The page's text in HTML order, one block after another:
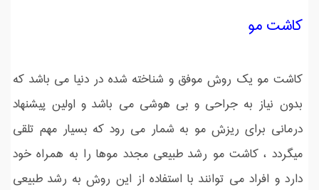
کاشت مو
کاشت مو یک روش موفق و شناخته شده در دنیا می باشد که
بدون نیاز به جراحی و بی هوشی می باشد و اولین پیشنهاد
درمانی برای ریزش مو به شمار می رود که بسیار مهم تلقی
میگردد ، کاشت مو رشد طبیعی مجدد موها را به همراه خود
دارد و افراد می توانند با استفاده از این روش به رشد طبیعی